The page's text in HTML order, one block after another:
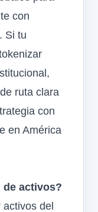
con
Si tu
ruta clara
con
en América
de activos?
del